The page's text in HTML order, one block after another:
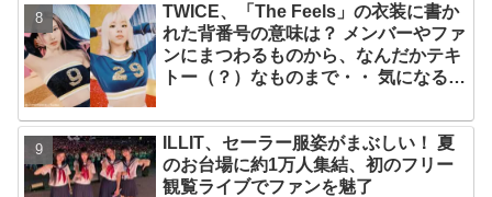
TWICE、「The Feels」の衣装に書か
れた背番号の意味は？ メンバーやファ
ンにまつわるものから、なんだかテキ
トー（？）なものまで・・ 気になるそ
ILLIT、セーラー服姿がまぶしい！ 夏
のお台場に約1万人集結、初のフリー
観覧ライブでファンを魅了